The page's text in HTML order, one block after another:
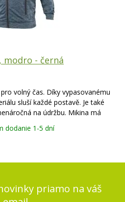
modro - černá
volný čas. Díky vypasovanému
sluší každé postavě. Je také
na údržbu. Mikina má
dodanie 1-5 dní
priamo na váš